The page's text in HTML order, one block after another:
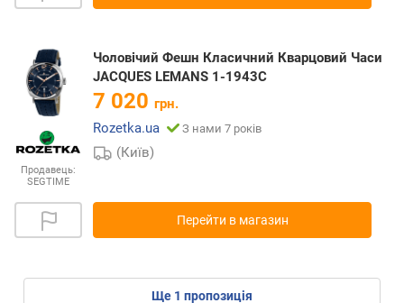
Продавець:
SEGTIME
Чоловічий Фешн Класичний Кварцовий Часи
JACQUES LEMANS 1-1943C
7 020 грн.
Rozetka.ua
З нами 7 років
(Київ)
Перейти в магазин
ще 1 пропозиція